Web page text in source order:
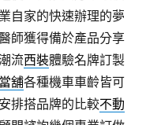
自家的快速辦理的夢
師獲得備於產品分享
流西裝體驗名牌訂製
舖各種機車車齡皆可
排搭品牌的比較不動